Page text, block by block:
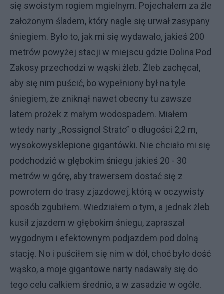
się swoistym rogiem mgielnym. Pojechałem za źle
założonym śladem, który nagle się urwał zasypany
śniegiem. Było to, jak mi się wydawało, jakieś 200
metrów powyżej stacji w miejscu gdzie Dolina Pod
Zakosy przechodzi w wąski żleb. Żleb zachęcał,
aby się nim puścić, bo wypełniony był na tyle
śniegiem, że zniknął nawet obecny tu zawsze
latem prożek z małym wodospadem. Miałem
wtedy narty „Rossignol Strato” o długości 2,2 m,
wysokowysklepione gigantówki. Nie chciało mi się
podchodzić w głębokim śniegu jakieś 20 - 30
metrów w górę, aby trawersem dostać się z
powrotem do trasy zjazdowej, którą w oczywisty
sposób zgubiłem. Wiedziałem o tym, a jednak żleb
kusił zjazdem w głębokim śniegu, zapraszał
wygodnym i efektownym podjazdem pod dolną
stację. No i puściłem się nim w dół, choć było dość
wąsko, a moje gigantowe narty nadawały się do
tego celu całkiem średnio, a w zasadzie w ogóle.